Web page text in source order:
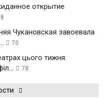
открытие
Чукановская завоевала
70
цього тижня:
78